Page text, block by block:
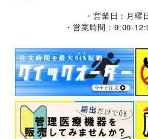
・営業日：月曜
・営業時間：9:00-